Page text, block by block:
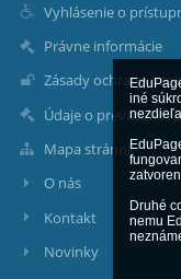
iné
Druhé
nemu
Vyhlásenie o
Právne informácie
Zásady ochrany
Údaje o
Mapa stránok
O nás
Kontakt
Novinky